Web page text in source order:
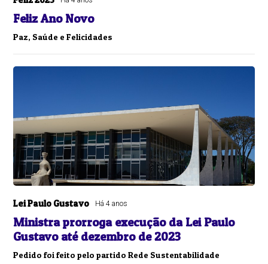
Feliz Ano Novo
Paz, Saúde e Felicidades
Lei Paulo Gustavo Há 4 anos
Ministra prorroga execução da Lei Paulo
Gustavo até dezembro de 2023
Pedido foi feito pelo partido Rede Sustentabilidade